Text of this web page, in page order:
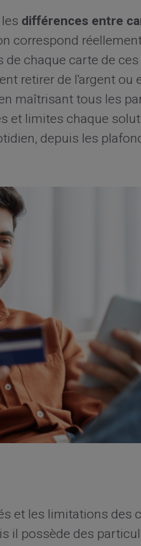
différences entre
correspond
chaque carte de
retirer de l'argent ou
maîtrisant tous les
et limites chaque
depuis les
et les limitations des
il possède des